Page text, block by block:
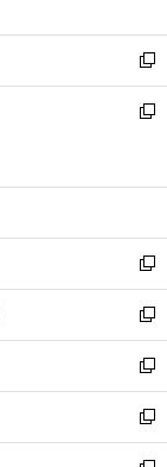
開
く
ウ
で
開
く
ン
ド
ウ
で
ウ
ィ
ン
ド
開
新
し
い
ン
ウ
で
開
く
新
ウ
ン
ド
ウ
で
開
く
新
し
い
ウ
ィ
ン
ド
ウ
新
し
い
ウ
ィ
ン
新
し
い
ウ
新
し